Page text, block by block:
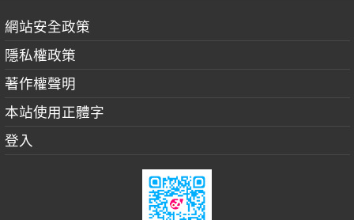
網站安全政策
隱私權政策
著作權聲明
本站使用正體字
登入